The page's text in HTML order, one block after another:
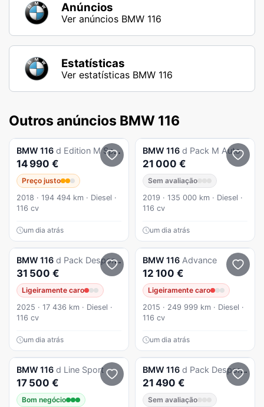
Anúncios
Ver anúncios BMW 116
Estatísticas
Ver estatísticas BMW 116
Outros anúncios BMW 116
BMW 116 d Edition M Sport Shadow
14 990 €
Preço justo
2018 · 194 494 km · Diesel ·
116 cv
um dia atrás
BMW 116 d Pack M Auto
21 000 €
Sem avaliação
2019 · 135 000 km · Diesel ·
116 cv
um dia atrás
BMW 116 d Pack Desportivo M Auto
31 500 €
Ligeiramente caro
2025 · 17 436 km · Diesel ·
116 cv
um dia atrás
BMW 116 Advance
12 100 €
Ligeiramente caro
2015 · 249 999 km · Diesel ·
116 cv
um dia atrás
BMW 116 d Line Sport
17 500 €
Bom negócio
BMW 116 d Pack Desportivo M
21 490 €
Sem avaliação